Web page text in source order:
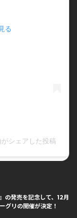
発売を記念して、12月
グリの開催が決定！
る
シェアした投稿